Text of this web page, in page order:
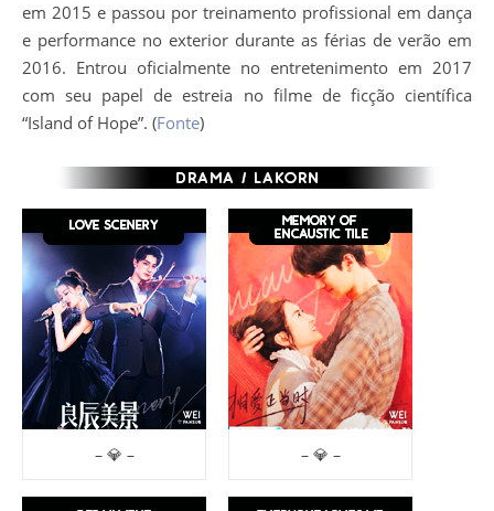
em 2015 e passou por treinamento profissional em dança
e performance no exterior durante as férias de verão em
2016. Entrou oficialmente no entretenimento em 2017
com seu papel de estreia no filme de ficção científica
“Island of Hope”. (Fonte)
– 💎 – – 💎 –